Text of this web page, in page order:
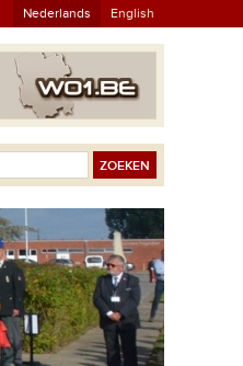
Nederlands English